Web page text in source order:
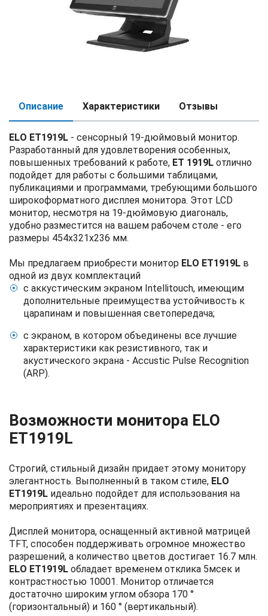
Описание Характеристики Отзывы
ELO ET1919L - сенсорный 19-дюймовый монитор.
Разработанный для удовлетворения особенных,
повышенных требований к работе, ET 1919L отлично
подойдет для работы с большими таблицами,
публикациями и программами, требующими большого
широкоформатного дисплея монитора. Этот LCD
монитор, несмотря на 19-дюймовую диагональ,
удобно разместится на вашем рабочем столе - его
размеры 454х321х236 мм.
Мы предлагаем приобрести монитор ELO ET1919L в
одной из двух комплектаций
с аккустическим экраном Intellitouch, имеющим
дополнительные преимущества устойчивость к
царапинам и повышенная светопередача;
с экраном, в котором объединены все лучшие
характеристики как резистивного, так и
акустического экрана - Accustic Pulse Recognition
(ARP).
Возможности монитора ELO
ET1919L
Строгий, стильный дизайн придает этому монитору
элегантность. Выполненный в таком стиле, ELO
ET1919L идеально подойдет для использования на
мероприятиях и презентациях.
Дисплей монитора, оснащенный активной матрицей
TFT, способен поддерживать огромное множество
разрешений, а количество цветов достигает 16.7 млн.
ELO ET1919L обладает временем отклика 5мсек и
контрастностью 10001. Монитор отличается
достаточно широким углом обзора 170 °
(горизонтальный) и 160 ° (вертикальный).